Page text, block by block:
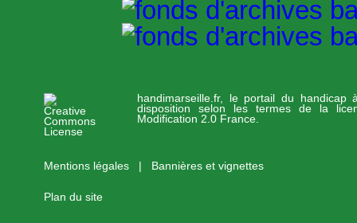
handimarseille.fr, le portail du handicap
disposition selon les termes de la
Modification 2.0 France.
Mentions légales Bannières et vignettes
Plan du site